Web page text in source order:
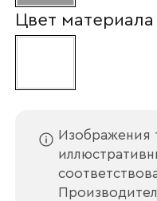
Цвет
Изображения
Номер